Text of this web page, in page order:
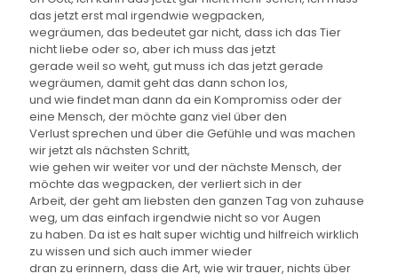
das jetzt erst mal irgendwie wegpacken,
wegräumen, das bedeutet gar nicht, dass ich das Tier
nicht liebe oder so, aber ich muss das jetzt
gerade weil so weht, gut muss ich das jetzt gerade
wegräumen, damit geht das dann schon los,
und wie findet man dann da ein Kompromiss oder der
eine Mensch, der möchte ganz viel über den
Verlust sprechen und über die Gefühle und was machen
wir jetzt als nächsten Schritt,
wie gehen wir weiter vor und der nächste Mensch, der
möchte das wegpacken, der verliert sich in der
Arbeit, der geht am liebsten den ganzen Tag von zuhause
weg, um das einfach irgendwie nicht so vor Augen
zu haben. Da ist es halt super wichtig und hilfreich wirklich
zu wissen und sich auch immer wieder
dran zu erinnern, dass die Art, wie wir trauer, nichts über